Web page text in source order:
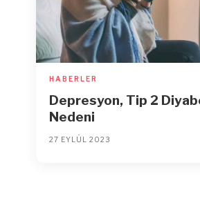
HABERLER
Depresyon, Tip 2
Nedeni
27 EYLÜL 2023